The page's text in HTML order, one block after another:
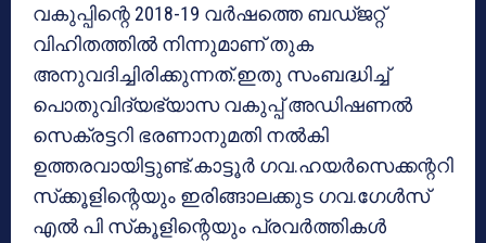
വകുപ്പിന്റെ 2018-19 വര്‍ഷത്തെ ബഡ്ജറ്റ്
വിഹിതത്തില്‍ നിന്നുമാണ് തുക
അനുവദിച്ചിരിക്കുന്നത്.ഇതു സംബദ്ധിച്ച്
പൊതുവിദ്യഭ്യാസ വകുപ്പ് അഡിഷണല്‍
സെക്രട്ടറി ഭരണാനുമതി നല്‍കി
ഉത്തരവായിട്ടുണ്ട്.കാട്ടൂര്‍ ഗവ.ഹയര്‍സെക്കന്ററി
സ്‌ക്കൂളിന്റെയും ഇരിങ്ങാലക്കുട ഗവ.ഗേള്‍സ്
എല്‍ പി സ്‌കൂളിന്റെയും പ്രവര്‍ത്തികള്‍